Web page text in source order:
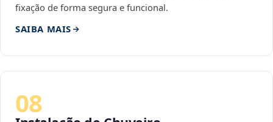
fixação de forma segura e funcional.
SAIBA MAIS
08